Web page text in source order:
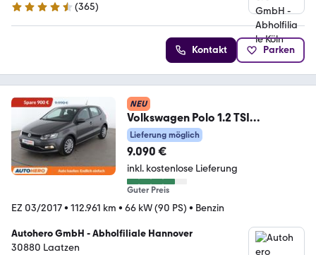
4.6 Sterne
(365)
Kontakt Parken
NEU
Volkswagen Polo 1.2 TSI
Comfortline BlueMotion
Tech*TEMPO*
Lieferung möglich
9.090 €
inkl. kostenlose Lieferung
Guter Preis
EZ 03/2017• 112.961 km • 66 kW (90 PS) • Benzin
Autohero GmbH - Abholfiliale Hannover
30880 Laatzen